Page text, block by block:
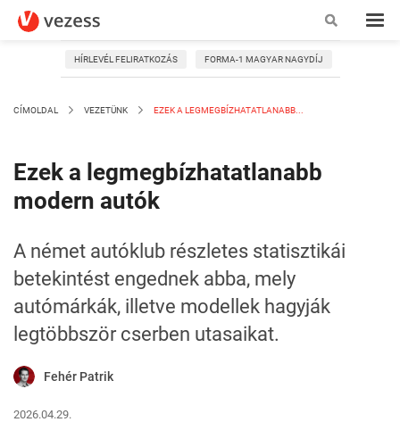
HÍRLEVÉL FELIRATKOZÁS FORMA-1 MAGYAR NAGYDÍJ
CÍMOLDAL VEZETÜNK EZEK A LEGMEGBÍZHATATLANABB...
Ezek a legmegbízhatatlanabb
modern autók
A német autóklub részletes statisztikái
betekintést engednek abba, mely
autómárkák, illetve modellek hagyják
legtöbbször cserben utasaikat.
Fehér Patrik
2026.04.29.